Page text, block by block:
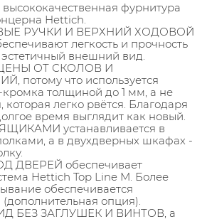
высококачественная фурнитура
Hettich.
РУЧКИ И ВЕРХНИЙ ХОДОВОЙ
легкость и прочность
эстетичный внешний вид.
ОТ СКОЛОВ И
потому что используется
толщиной до 1 мм, а не
легко рвётся. Благодаря
время выглядит как новый.
устанавливается в
а в двухдверных шкафах -
ДВЕРЕЙ обеспечивает
Hettich Top Line M. Более
обеспечивается
опция).
БЕЗ ЗАГЛУШЕК И ВИНТОВ, а